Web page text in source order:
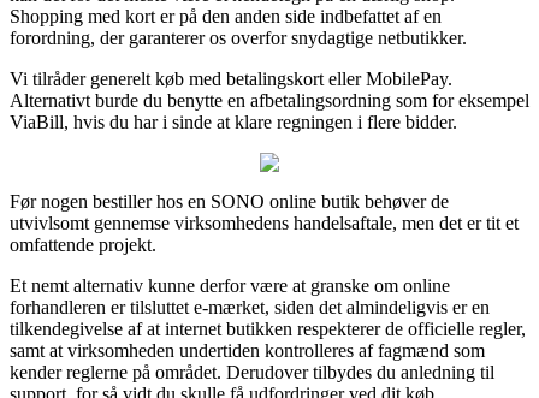
Shopping med kort er på den anden side indbefattet af en
forordning, der garanterer os overfor snydagtige netbutikker.
Vi tilråder generelt køb med betalingskort eller MobilePay.
Alternativt burde du benytte en afbetalingsordning som for eksempel
ViaBill, hvis du har i sinde at klare regningen i flere bidder.
Før nogen bestiller hos en SONO online butik behøver de
utvivlsomt gennemse virksomhedens handelsaftale, men det er tit et
omfattende projekt.
Et nemt alternativ kunne derfor være at granske om online
forhandleren er tilsluttet e-mærket, siden det almindeligvis er en
tilkendegivelse af at internet butikken respekterer de officielle regler,
samt at virksomheden undertiden kontrolleres af fagmænd som
kender reglerne på området. Derudover tilbydes du anledning til
support, for så vidt du skulle få udfordringer ved dit køb.